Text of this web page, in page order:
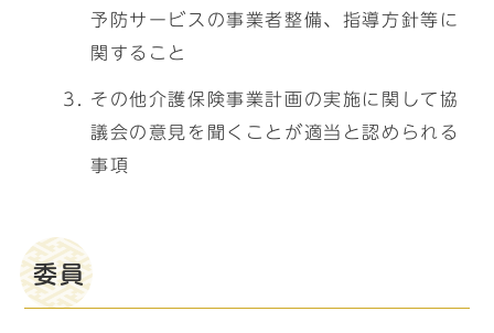
予防サービスの事業者整備、指導方針等に
関すること
その他介護保険事業計画の実施に関して協
議会の意見を聞くことが適当と認められる
事項
委員